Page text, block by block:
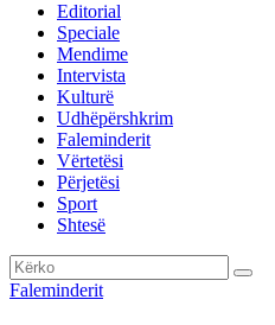
Editorial
Speciale
Mendime
Intervista
Kulturë
Udhëpërshkrim
Faleminderit
Vërtetësi
Përjetësi
Sport
Shtesë
Faleminderit